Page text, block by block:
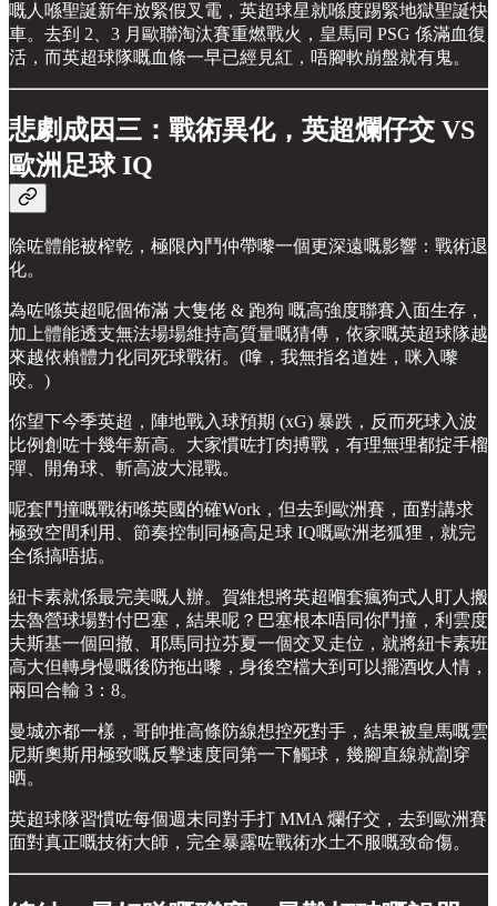
嘅人喺聖誕新年放緊假叉電，英超球星就喺度踢緊地獄聖誕快
車。去到 2、3 月歐聯淘汰賽重燃戰火，皇馬同 PSG 係滿血復
活，而英超球隊嘅血條一早已經見紅，唔腳軟崩盤就有鬼。
悲劇成因三：戰術異化，英超爛仔交 VS
歐洲足球 IQ
除咗體能被榨乾，極限內鬥仲帶嚟一個更深遠嘅影響：戰術退
化。
為咗喺英超呢個佈滿 大隻佬 & 跑狗 嘅高強度聯賽入面生存，
加上體能透支無法場場維持高質量嘅猜傳，依家嘅英超球隊越
來越依賴體力化同死球戰術。(嗱，我無指名道姓，咪入嚟
咬。)
你望下今季英超，陣地戰入球預期 (xG) 暴跌，反而死球入波
比例創咗十幾年新高。大家慣咗打肉搏戰，有理無理都掟手榴
彈、開角球、斬高波大混戰。
呢套鬥撞嘅戰術喺英國的確Work，但去到歐洲賽，面對講求
極致空間利用、節奏控制同極高足球 IQ嘅歐洲老狐狸，就完
全係搞唔掂。
紐卡素就係最完美嘅人辦。賀維想將英超嗰套瘋狗式人盯人搬
去魯營球場對付巴塞，結果呢？巴塞根本唔同你鬥撞，利雲度
夫斯基一個回撤、耶馬同拉芬夏一個交叉走位，就將紐卡素班
高大但轉身慢嘅後防拖出嚟，身後空檔大到可以擺酒收人情，
兩回合輸 3：8。
曼城亦都一樣，哥帥推高條防線想控死對手，結果被皇馬嘅雲
尼斯奧斯用極致嘅反擊速度同第一下觸球，幾腳直線就劏穿
晒。
英超球隊習慣咗每個週末同對手打 MMA 爛仔交，去到歐洲賽
面對真正嘅技術大師，完全暴露咗戰術水土不服嘅致命傷。